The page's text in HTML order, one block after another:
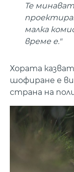
Те
малка
време е."
Хората
шофиране е
страна на